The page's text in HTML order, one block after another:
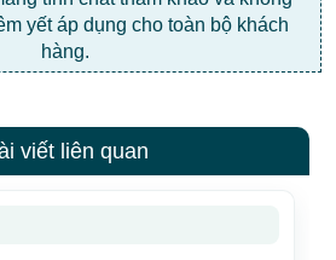
yết áp dụng cho toàn bộ khách
hàng.
viết liên quan